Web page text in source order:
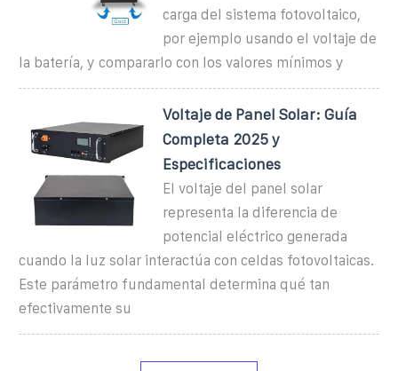
carga del sistema fotovoltaico,
por ejemplo usando el voltaje de
la batería, y compararlo con los valores mínimos y
Voltaje de Panel Solar: Guía
Completa 2025 y
Especificaciones
El voltaje del panel solar
representa la diferencia de
potencial eléctrico generada
cuando la luz solar interactúa con celdas fotovoltaicas.
Este parámetro fundamental determina qué tan
efectivamente su